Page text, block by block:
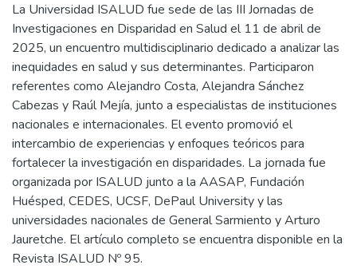
La Universidad ISALUD fue sede de las III Jornadas de
Investigaciones en Disparidad en Salud el 11 de abril de
2025, un encuentro multidisciplinario dedicado a analizar las
inequidades en salud y sus determinantes. Participaron
referentes como Alejandro Costa, Alejandra Sánchez
Cabezas y Raúl Mejía, junto a especialistas de instituciones
nacionales e internacionales. El evento promovió el
intercambio de experiencias y enfoques teóricos para
fortalecer la investigación en disparidades. La jornada fue
organizada por ISALUD junto a la AASAP, Fundación
Huésped, CEDES, UCSF, DePaul University y las
universidades nacionales de General Sarmiento y Arturo
Jauretche. El artículo completo se encuentra disponible en la
Revista ISALUD Nº 95.